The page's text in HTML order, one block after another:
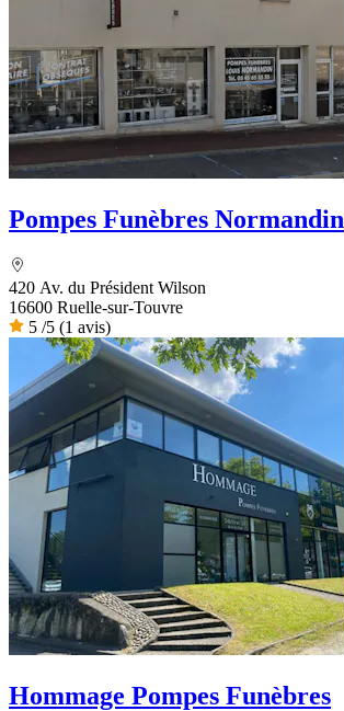
Pompes Funèbres Normandin
420 Av. du Président Wilson
16600 Ruelle-sur-Touvre
5 /5 (1 avis)
Hommage Pompes Funèbres